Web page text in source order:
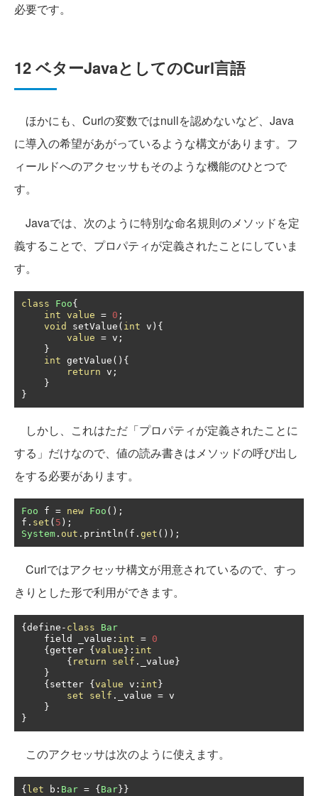
必要です。
12 ベターJavaとしてのCurl言語
ほかにも、Curlの変数ではnullを認めないなど、Java
に導入の希望があがっているような構文があります。フ
ィールドへのアクセッサもそのような機能のひとつで
す。
Javaでは、次のように特別な命名規則のメソッドを定
義することで、プロパティが定義されたことにしていま
す。
class Foo{
int value = 0 ;
void
setValue ( int v ){
value = v ;
}
int getValue (){
return v ;
}
}
しかし、これはただ「プロパティが定義されたことに
する」だけなので、値の読み書きはメソッドの呼び出し
をする必要があります。
Foo f = new Foo ();
f . set ( 5 );
System . out . println ( f . get ());
Curlではアクセッサ構文が用意されているので、すっ
きりとした形で利用ができます。
{ define - class
Bar
    field _value
: int = 0
{ getter { value }: int
{ return self . _value }
}
{ setter { value v : int }
set
self . _value = v
}
}
このアクセッサは次のように使えます。
{ let b : Bar = { Bar }}